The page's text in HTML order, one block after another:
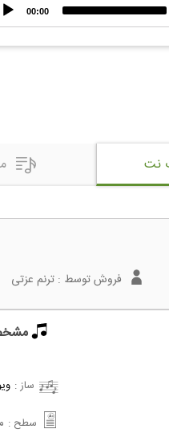
00:00
نت
فروش توسط :ترنم عزتی
ساز :
سطح :